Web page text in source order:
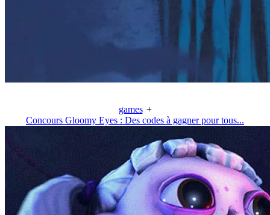
games +
Concours Gloomy Eyes : Des codes à gagner pour tous...